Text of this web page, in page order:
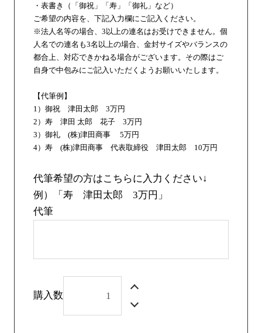
・表書き（「御祝」「寿」「御礼」など）
ご希望の内容を、下記入力欄にご記入ください。
※法人名等の場合、3以上の連名はお受けできません。個
人名での連名も3名以上の場合、金封サイズやバランスの
都合上、対応できかねる場合がございます。その際はご
自身で中包みにご記入いただくようお願いいたします。
【代筆例】
1）御祝 津田太郎 3万円
2）寿 津田 太郎 花子 3万円
3）御礼 (株)津田商事 5万円
4）寿 (株)津田商事 代表取締役 津田太郎 10万円
代筆希望の方はこちらに入力ください↓
例）「寿 津田太郎 3万円」
代筆
購入数